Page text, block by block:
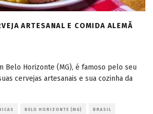
ARTESANAL E COMIDA ALEMÃ
Belo Horizonte (MG), é famoso pelo seu
cervejas artesanais e sua cozinha da
BELO HORIZONTE (MG) BRASIL